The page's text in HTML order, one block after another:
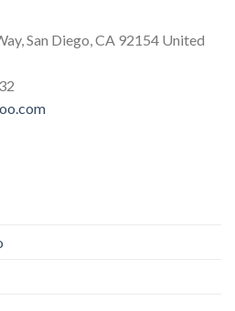
San Diego, CA 92154 United